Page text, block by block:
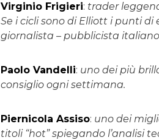
Virginio Frigieri: trader
Se i cicli sono di Elliott i punti di
giornalista – pubblicista
Paolo Vandelli: uno dei più
consiglio ogni settimana.
Piernicola Assiso: uno dei
titoli “hot” spiegando l’analisi